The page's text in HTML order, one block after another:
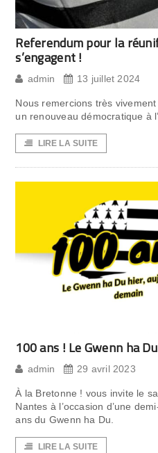
Referendum pour la
s’engagent !
admin 13 juillet 2024
Nous remercions très
un renouveau démocratique à
LIRE LA SUITE
100 ans ! Le Gwenn ha
admin 29 avril 2023
À la Bretonne ! vous invite le
Nantes à l’occasion d’une
ans du Gwenn ha Du.
LIRE LA SUITE